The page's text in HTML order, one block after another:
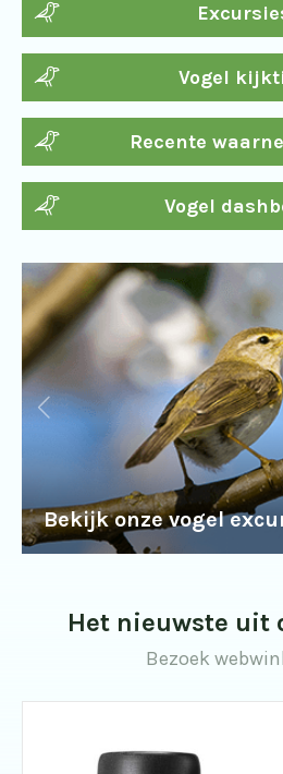
Vogel
Recente
Vogel
Bekijk onze vogel
Het nieuwste uit
Bezoek